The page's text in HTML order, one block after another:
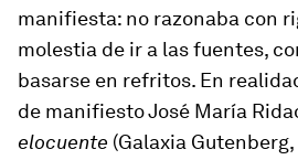
manifiesta: no razonaba con
molestia de ir a las fuentes,
basarse en refritos. En
de manifiesto José María
elocuente (Galaxia Gutenberg,